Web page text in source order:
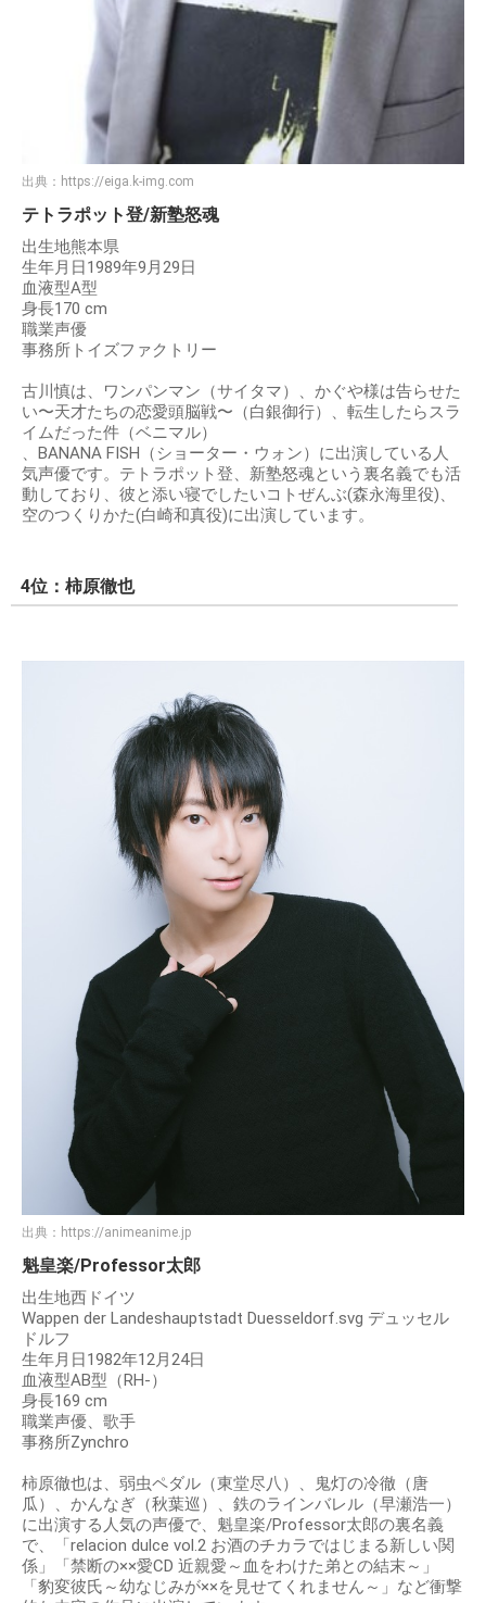
出典： https://eiga.k-img.com
テトラポット登/新塾怒魂
出生地熊本県
生年月日1989年9月29日
血液型A型
身長170 cm
職業声優
事務所トイズファクトリー
古川慎は、ワンパンマン（サイタマ）、かぐや様は告らせた
い〜天才たちの恋愛頭脳戦〜（白銀御行）、転生したらスラ
イムだった件（ベニマル）
、BANANA FISH（ショーター・ウォン）に出演している人
気声優です。テトラポット登、新塾怒魂という裏名義でも活
動しており、彼と添い寝でしたいコトぜんぶ(森永海里役)、
空のつくりかた(白崎和真役)に出演しています。
4位：柿原徹也
出典： https://animeanime.jp
魁皇楽/Professor太郎
出生地西ドイツ
Wappen der Landeshauptstadt Duesseldorf.svg デュッセル
ドルフ
生年月日1982年12月24日
血液型AB型（RH-）
身長169 cm
職業声優、歌手
事務所Zynchro
柿原徹也は、弱虫ペダル（東堂尽八）、鬼灯の冷徹（唐
瓜）、かんなぎ（秋葉巡）、鉄のラインバレル（早瀬浩一）
に出演する人気の声優で、魁皇楽/Professor太郎の裏名義
で、「relacion dulce vol.2 お酒のチカラではじまる新しい関
係」「禁断の××愛CD 近親愛～血をわけた弟との結末～」
「豹変彼氏～幼なじみが××を見せてくれません～」など衝撃